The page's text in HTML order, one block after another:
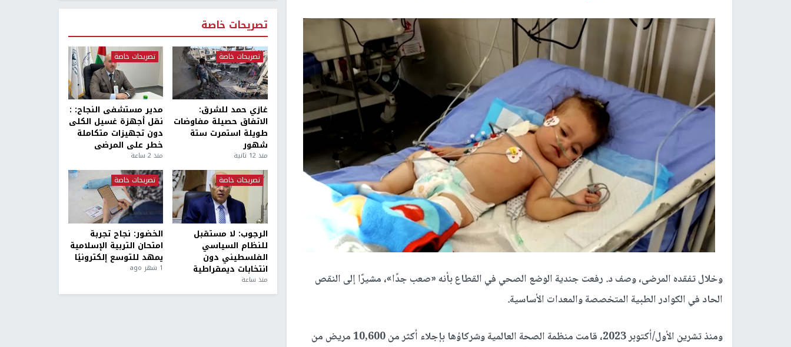
وخلال تفقده المرضى، وصف د. رفعت جندية الوضع الصحي في القطاع بأنه «صعب جدًا»، مشيرًا إلى النقص
الحاد في الكوادر الطبية المتخصصة والمعدات الأساسية.
ومنذ تشرين الأول/أكتوبر 2023، قامت منظمة الصحة العالمية وشركاؤها بإجلاء أكثر من 10,600 مريض من
تصريحات خاصة
تصريحات خاصة
غازي حمد للشرق:
الاتفاق حصيلة مفاوضات
طويلة استمرت ستة
شهور
منذ 12 ثانية
تصريحات خاصة
مدير مستشفى النجاح: :
نقل أجهزة غسيل الكلى
دون تجهيزات متكاملة
خطر على المرضى
منذ 2 ساعة
تصريحات خاصة
الرجوب: لا مستقبل
للنظام السياسي
الفلسطيني دون
انتخابات ديمقراطية
منذ ساعة
تصريحات خاصة
الخضور: نجاح تجربة
امتحان التربية الإسلامية
يمهد للتوسع إلكترونيًا
1 شهر ago